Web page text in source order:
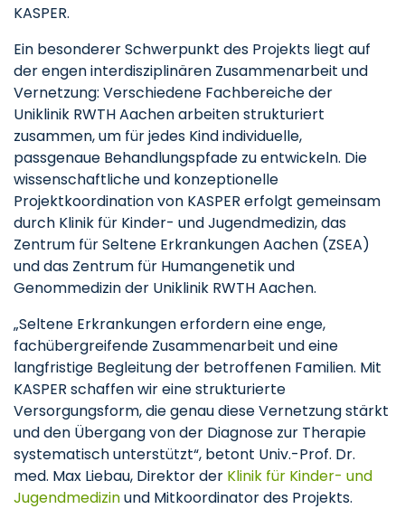
KASPER.
Ein besonderer Schwerpunkt des Projekts liegt auf
der engen interdisziplinären Zusammenarbeit und
Vernetzung: Verschiedene Fachbereiche der
Uniklinik RWTH Aachen arbeiten strukturiert
zusammen, um für jedes Kind individuelle,
passgenaue Behandlungspfade zu entwickeln. Die
wissenschaftliche und konzeptionelle
Projektkoordination von KASPER erfolgt gemeinsam
durch Klinik für Kinder- und Jugendmedizin, das
Zentrum für Seltene Erkrankungen Aachen (ZSEA)
und das Zentrum für Humangenetik und
Genommedizin der Uniklinik RWTH Aachen.
„Seltene Erkrankungen erfordern eine enge,
fachübergreifende Zusammenarbeit und eine
langfristige Begleitung der betroffenen Familien. Mit
KASPER schaffen wir eine strukturierte
Versorgungsform, die genau diese Vernetzung stärkt
und den Übergang von der Diagnose zur Therapie
systematisch unterstützt“, betont Univ.-Prof. Dr.
med. Max Liebau, Direktor der Klinik für Kinder- und
Jugendmedizinund Mitkoordinator des Projekts.